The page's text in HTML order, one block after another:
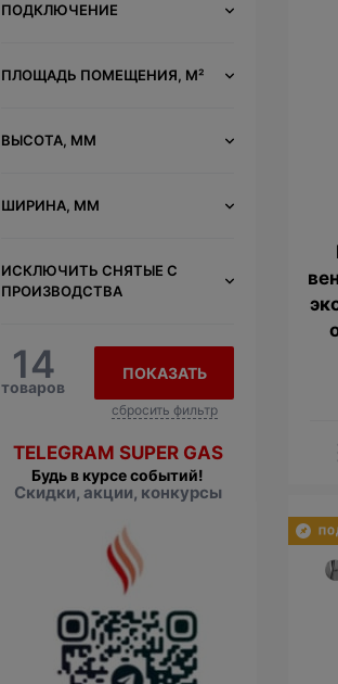
ПОДКЛЮЧЕНИЕ
ПЛОЩАДЬ ПОМЕЩЕНИЯ, М²
ВЫСОТА, ММ
ШИРИНА, ММ
ИСКЛЮЧИТЬ СНЯТЫЕ С
ПРОИЗВОДСТВА
14
товаров
ПОКАЗАТЬ
сбросить фильтр
TELEGRAM SUPER GAS
Будь в курсе событий!
Скидки, акции, конкурсы